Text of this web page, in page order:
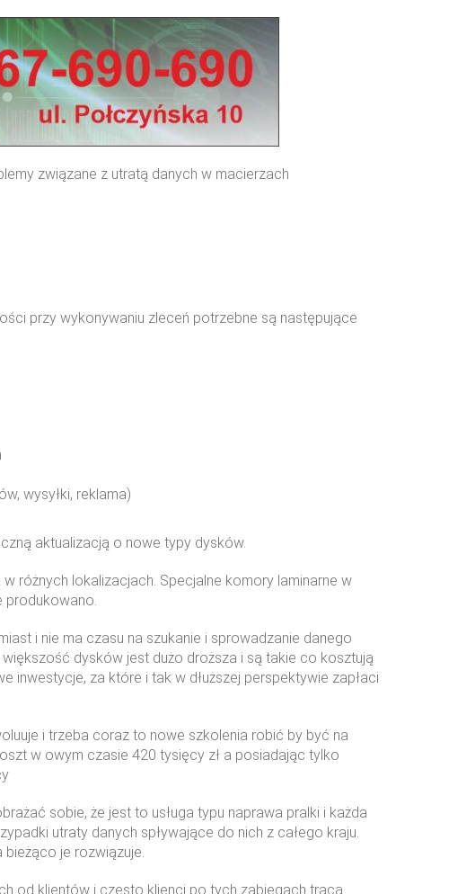
związane z utratą danych w macierzach
przy wykonywaniu zleceń potrzebne są następujące
wysyłki, reklama)
aktualizacją o nowe typy dysków.
różnych lokalizacjach. Specjalne komory laminarne w
produkowano.
i nie ma czasu na szukanie i sprowadzanie danego
dysków jest dużo droższa i są takie co kosztują
inwestycje, za które i tak w dłuższej perspektywie zapłaci
i trzeba coraz to nowe szkolenia robić by być na
w owym czasie 420 tysięcy zł a posiadając tylko
sobie, że jest to usługa typu naprawa pralki i każda
utraty danych spływające do nich z całego kraju.
je rozwiązuje.
od klientów i często klienci po tych zabiegach tracą